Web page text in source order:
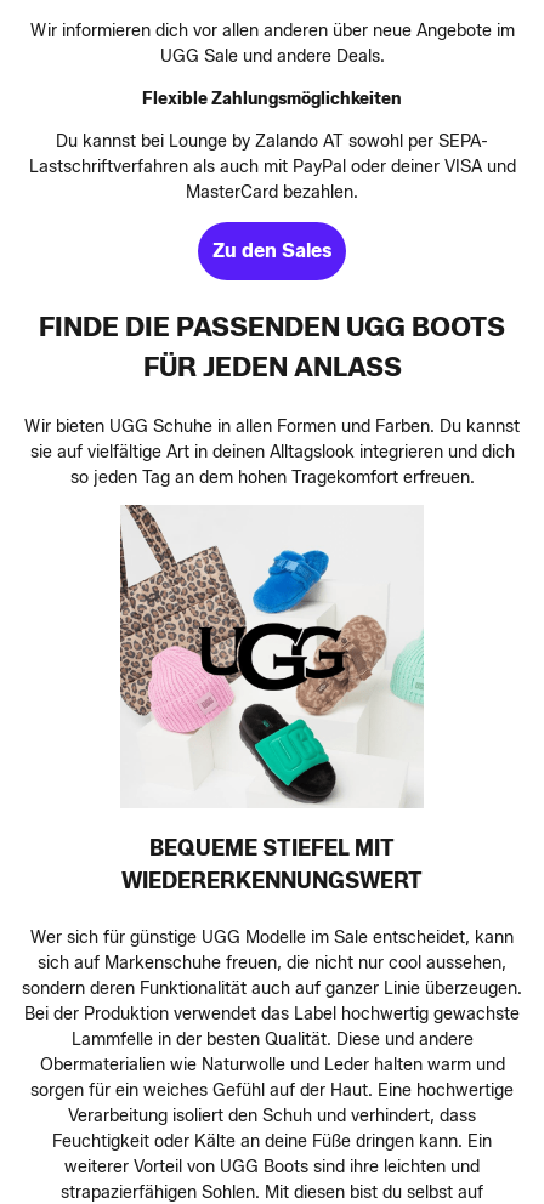
Wir informieren dich vor allen anderen über neue Angebote im
UGG Sale und andere Deals.
Flexible Zahlungsmöglichkeiten
Du kannst bei Lounge by Zalando AT sowohl per SEPA-
Lastschriftverfahren als auch mit PayPal oder deiner VISA und
MasterCard bezahlen.
Zu den Sales
FINDE DIE PASSENDEN UGG BOOTS
FÜR JEDEN ANLASS
Wir bieten UGG Schuhe in allen Formen und Farben. Du kannst
sie auf vielfältige Art in deinen Alltagslook integrieren und dich
so jeden Tag an dem hohen Tragekomfort erfreuen.
BEQUEME STIEFEL MIT
WIEDERERKENNUNGSWERT
Wer sich für günstige UGG Modelle im Sale entscheidet, kann
sich auf Markenschuhe freuen, die nicht nur cool aussehen,
sondern deren Funktionalität auch auf ganzer Linie überzeugen.
Bei der Produktion verwendet das Label hochwertig gewachste
Lammfelle in der besten Qualität. Diese und andere
Obermaterialien wie Naturwolle und Leder halten warm und
sorgen für ein weiches Gefühl auf der Haut. Eine hochwertige
Verarbeitung isoliert den Schuh und verhindert, dass
Feuchtigkeit oder Kälte an deine Füße dringen kann. Ein
weiterer Vorteil von UGG Boots sind ihre leichten und
strapazierfähigen Sohlen. Mit diesen bist du selbst auf